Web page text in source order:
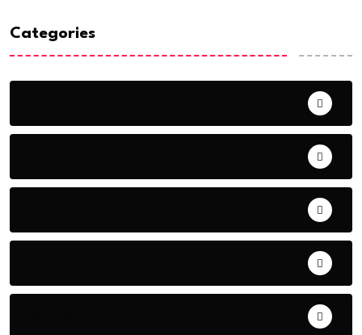
Categories